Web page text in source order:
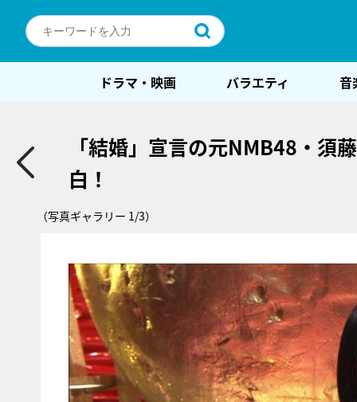
ドラマ・映画 バラエティ 音
「結婚」宣言の元NMB48・須
白！
（写真ギャラリー 1/3）